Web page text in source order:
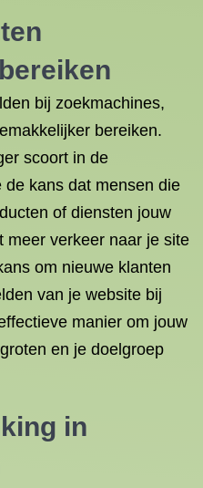
bij zoekmachines,
bereiken.
scoort in de
kans dat mensen die
of diensten jouw
meer verkeer naar je site
om nieuwe klanten
van je website bij
manier om jouw
en je doelgroep
in